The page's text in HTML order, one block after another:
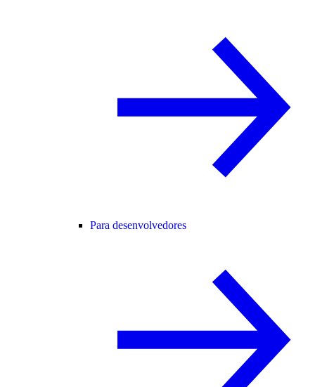
Para desenvolvedores